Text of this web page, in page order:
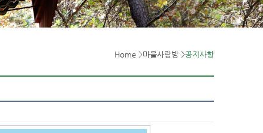
Home >마을사랑방 >공지사항